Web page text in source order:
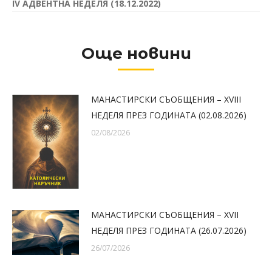
IV АДВЕНТНА НЕДЕЛЯ (18.12.2022)
Още новини
МАНАСТИРСКИ СЪОБЩЕНИЯ – XVIII
НЕДЕЛЯ ПРЕЗ ГОДИНАТА (02.08.2026)
02/08/2026
МАНАСТИРСКИ СЪОБЩЕНИЯ – XVII
НЕДЕЛЯ ПРЕЗ ГОДИНАТА (26.07.2026)
26/07/2026